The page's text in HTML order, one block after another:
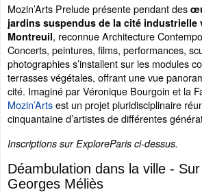
Mozin’Arts Prelude présente pendant des
jardins suspendus de la cité industrielle
Montreuil, reconnue Architecture
Concerts, peintures, films, performances,
photographies s’installent sur les modules
terrasses végétales, offrant une vue
cité. Imaginé par Véronique Bourgoin et la
Mozin’Artsest un projet pluridisciplinaire
cinquantaine d’artistes de différentes
Inscriptions sur ExploreParis ci-dessus.
Déambulation dans la ville -
Georges Méliès